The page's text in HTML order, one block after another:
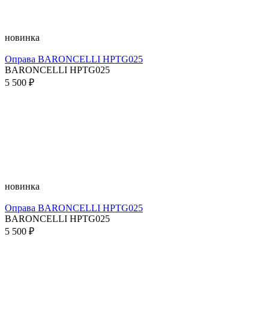
новинка
Оправа BARONCELLI HPTG025
BARONCELLI HPTG025
5 500 ₽
новинка
Оправа BARONCELLI HPTG025
BARONCELLI HPTG025
5 500 ₽